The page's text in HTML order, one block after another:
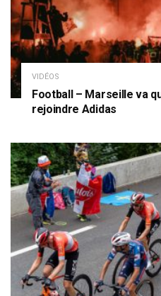
VIDÉOS
Football – Marseille va
rejoindre Adidas